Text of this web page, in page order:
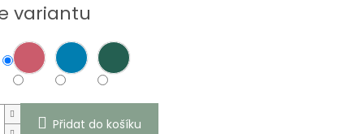
variantu
Přidat do košíku